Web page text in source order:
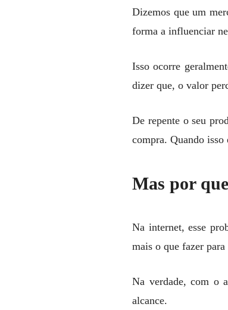
Dizemos que um
forma a influenciar
Isso ocorre
dizer que, o valor
De repente o seu
compra. Quando isso
Mas por
Na internet, esse
mais o que fazer
Na verdade, com o
alcance.